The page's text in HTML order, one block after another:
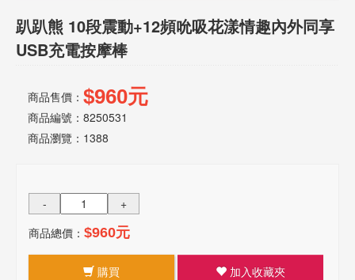
趴趴熊 10段震動+12頻吮吸花漾情趣內外同享
USB充電按摩棒
商品售價： $960元
商品編號：8250531
商品瀏覽： 1388
-
+
商品總價： $960元
購買 加入收藏夾